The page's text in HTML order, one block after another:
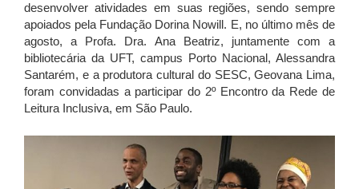
desenvolver atividades em suas regiões, sendo sempre
apoiados pela Fundação Dorina Nowill. E, no último mês de
agosto, a Profa. Dra. Ana Beatriz, juntamente com a
bibliotecária da UFT, campus Porto Nacional, Alessandra
Santarém, e a produtora cultural do SESC, Geovana Lima,
foram convidadas a participar do 2º Encontro da Rede de
Leitura Inclusiva, em São Paulo.